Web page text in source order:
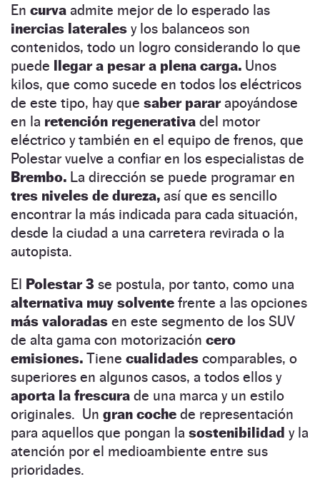
En curva admite mejor de lo esperado las
inercias laterales y los balanceos son
contenidos, todo un logro considerando lo que
puede llegar a pesar a plena carga. Unos
kilos, que como sucede en todos los eléctricos
de este tipo, hay que saber pararapoyándose
en la retención regenerativa del motor
eléctrico y también en el equipo de frenos, que
Polestar vuelve a confiar en los especialistas de
Brembo. La dirección se puede programar en
tres niveles de dureza, así que es sencillo
encontrar la más indicada para cada situación,
desde la ciudad a una carretera revirada o la
autopista.
El Polestar 3 se postula, por tanto, como una
alternativa muy solvente frente a las opciones
más valoradas en este segmento de los SUV
de alta gama con motorización cero
emisiones. Tiene cualidades comparables, o
superiores en algunos casos, a todos ellos y
aporta la frescura de una marca y un estilo
originales. Un gran coche de representación
para aquellos que pongan la sostenibilidad y la
atención por el medioambiente entre sus
prioridades.